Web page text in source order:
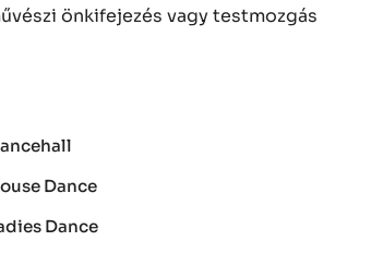
önkifejezés vagy testmozgás
Dance
Dance